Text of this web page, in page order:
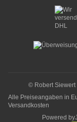
© Robert Siewert
Alle Preiseangaben in
Versandkosten
Powered by